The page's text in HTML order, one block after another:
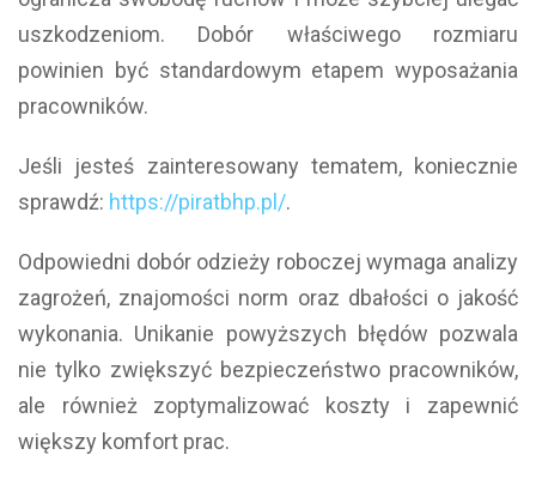
uszkodzeniom. Dobór właściwego rozmiaru
powinien być standardowym etapem wyposażania
pracowników.
Jeśli jesteś zainteresowany tematem, koniecznie
sprawdź: https://piratbhp.pl/.
Odpowiedni dobór odzieży roboczej wymaga analizy
zagrożeń, znajomości norm oraz dbałości o jakość
wykonania. Unikanie powyższych błędów pozwala
nie tylko zwiększyć bezpieczeństwo pracowników,
ale również zoptymalizować koszty i zapewnić
większy komfort prac.